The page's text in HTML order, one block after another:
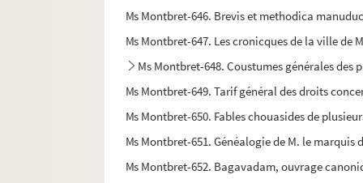
Ms Montbret-646. Brevis et methodica
Ms Montbret-647. Les cronicques de la ville
Ms Montbret-648. Coustumes générales des
Ms Montbret-649. Tarif général des droits
Ms Montbret-650. Fables chouasides de
Ms Montbret-651. Généalogie de M. le marquis
Ms Montbret-652. Bagavadam, ouvrage